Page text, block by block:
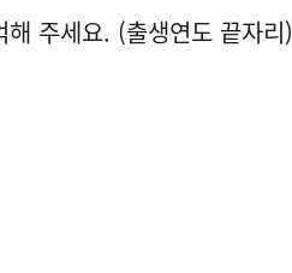
주세요. (출생연도 끝자리)